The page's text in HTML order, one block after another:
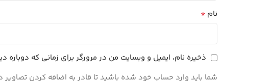
نام *
ذخیره نام، ایمیل و وبسایت من در مرورگر برای زمانی که
شما باید وارد حساب خود شده باشید تا قادر به اضافه کردن تصاویر